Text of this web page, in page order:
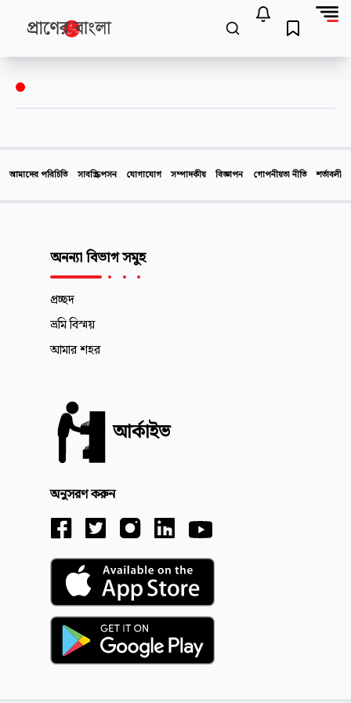
আমাদের পরিচিতি সাবস্ক্রিপসন যোগাযোগ সম্পাদকীয় বিজ্ঞাপন গোপনীয়তা নীতি শর্তাবলী
অনন্যা বিভাগ সমুহ
প্রচ্ছদ
ভ্রমি বিস্ময়
আমার শহর
আর্কাইভ
অনুসরণ করুন